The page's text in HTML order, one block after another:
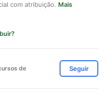
com atribuição. Mais
de
Seguir